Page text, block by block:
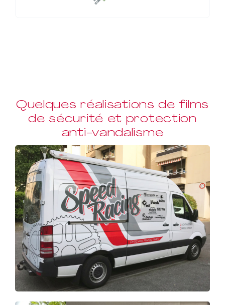
Quelques réalisations de films
de sécurité et protection
anti-vandalisme